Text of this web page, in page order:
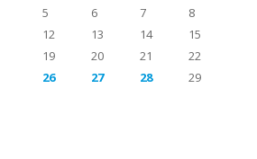
5 6 7
8
12 13 14
15
19 20 21
22
26 27 28
29